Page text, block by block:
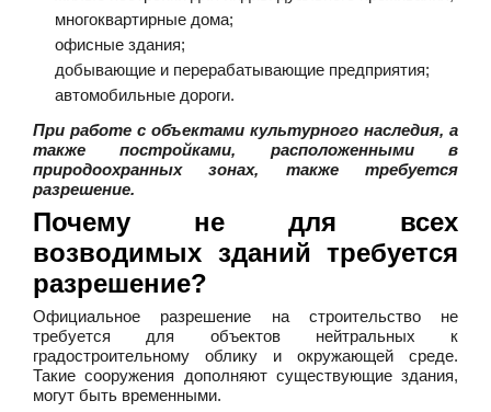
многоквартирные дома;
офисные здания;
добывающие и перерабатывающие предприятия;
автомобильные дороги.
При работе с объектами культурного наследия, а
также постройками, расположенными в
природоохранных зонах, также требуется
разрешение.
Почему не для всех
возводимых зданий требуется
разрешение?
Официальное разрешение на строительство не
требуется для объектов нейтральных к
градостроительному облику и окружающей среде.
Такие сооружения дополняют существующие здания,
могут быть временными.